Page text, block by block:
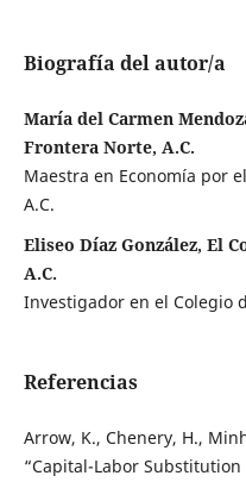
Biografía del autor/a
María del Carmen
Frontera Norte, A.C.
Maestra en Economía por
A.C.
Eliseo Díaz González, El
A.C.
Investigador en el Colegio
Referencias
Arrow, K., Chenery, H.,
“Capital-Labor